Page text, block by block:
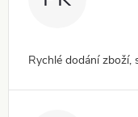
Rychlé dodání zboží,